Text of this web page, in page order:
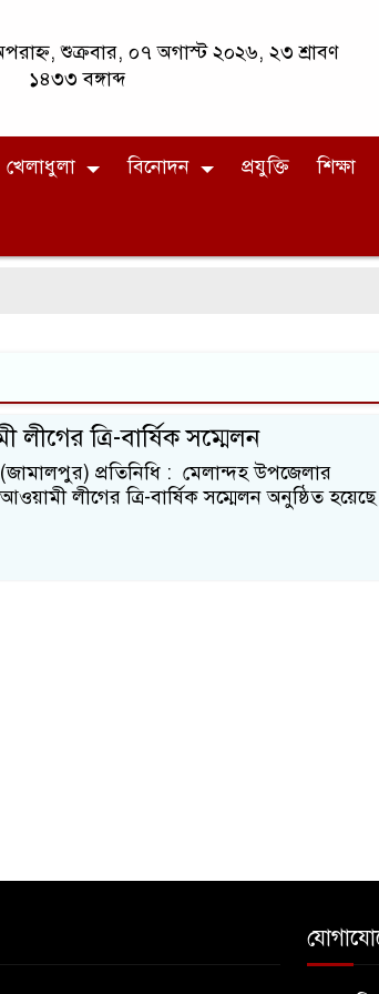
শুক্রবার, ০৭ অগাস্ট ২০২৬, ২৩ শ্রাবণ
১৪৩৩ বঙ্গাব্দ
খেলাধুলা বিনোদন প্রযুক্তি শিক্ষা
ত্রি-বার্ষিক সম্মেলন
প্রতিনিধি : মেলান্দহ উপজেলার
লীগের ত্রি-বার্ষিক সম্মেলন অনুষ্ঠিত